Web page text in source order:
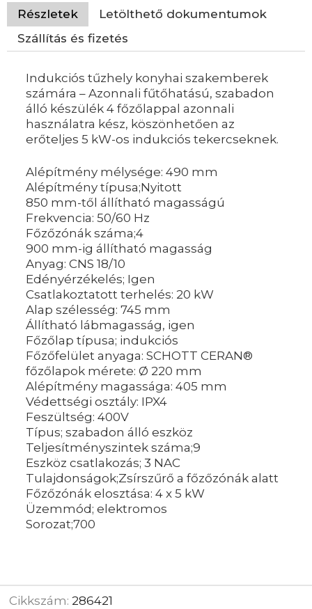
Részletek
Letölthető dokumentumok
Szállítás és fizetés
Indukciós tűzhely konyhai szakemberek
számára – Azonnali fűtőhatású, szabadon
álló készülék 4 főzőlappal azonnali
használatra kész, köszönhetően az
erőteljes 5 kW-os indukciós tekercseknek.
Alépítmény mélysége: 490 mm
Alépítmény típusa;Nyitott
850 mm-től állítható magasságú
Frekvencia: 50/60 Hz
Főzőzónák száma;4
900 mm-ig állítható magasság
Anyag: CNS 18/10
Edényérzékelés; Igen
Csatlakoztatott terhelés: 20 kW
Alap szélesség: 745 mm
Állítható lábmagasság, igen
Főzőlap típusa; indukciós
Főzőfelület anyaga: SCHOTT CERAN®
főzőlapok mérete: Ø 220 mm
Alépítmény magassága: 405 mm
Védettségi osztály: IPX4
Feszültség: 400V
Típus; szabadon álló eszköz
Teljesítményszintek száma;9
Eszköz csatlakozás; 3 NAC
Tulajdonságok;Zsírszűrő a főzőzónák alatt
Főzőzónák elosztása: 4 x 5 kW
Üzemmód; elektromos
Sorozat;700
Cikkszám: 286421